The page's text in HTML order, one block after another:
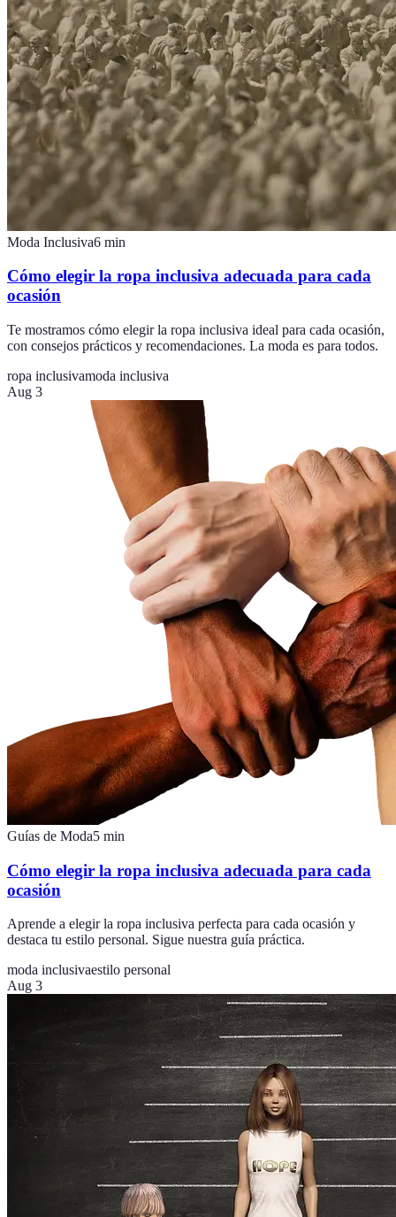
Moda Inclusiva6 min
Cómo elegir la ropa inclusiva adecuada para cada
ocasión
Te mostramos cómo elegir la ropa inclusiva ideal para cada ocasión,
con consejos prácticos y recomendaciones. La moda es para todos.
ropa inclusivamoda inclusiva
Aug 3
Guías de Moda5 min
Cómo elegir la ropa inclusiva adecuada para cada
ocasión
Aprende a elegir la ropa inclusiva perfecta para cada ocasión y
destaca tu estilo personal. Sigue nuestra guía práctica.
moda inclusivaestilo personal
Aug 3